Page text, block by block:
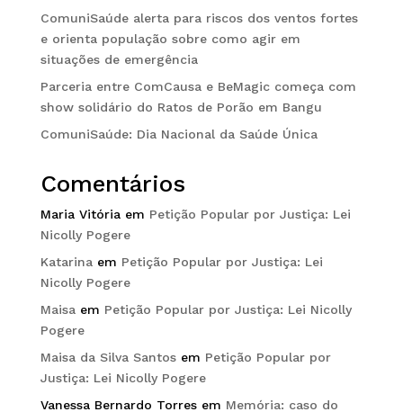
ComuniSaúde alerta para riscos dos ventos fortes
e orienta população sobre como agir em
situações de emergência
Parceria entre ComCausa e BeMagic começa com
show solidário do Ratos de Porão em Bangu
ComuniSaúde: Dia Nacional da Saúde Única
Comentários
Maria Vitóriaem Petição Popular por Justiça: Lei
Nicolly Pogere
Katarinaem Petição Popular por Justiça: Lei
Nicolly Pogere
Maisaem Petição Popular por Justiça: Lei Nicolly
Pogere
Maisa da Silva Santosem Petição Popular por
Justiça: Lei Nicolly Pogere
Vanessa Bernardo Torresem Memória: caso do